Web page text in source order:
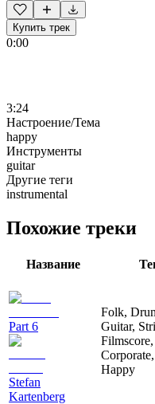
Купить трек
0:00
3:24
Настроение/Тема
happy
Инструменты
guitar
Другие теги
instrumental
Похожие треки
Название
Part 6
Stefan
Kartenberg
Folk,
Guitar,
Filmscore,
Happy